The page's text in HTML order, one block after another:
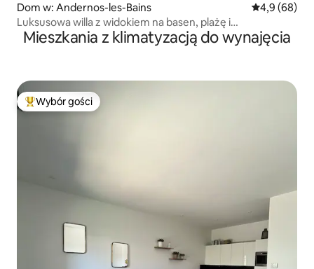
Dom w: Andernos-les-Bains Średnia
4,9 (68)
Luksusowa willa z widokiem na basen, plażę i
podgrzewany basen
Mieszkania z klimatyzacją do wynajęcia
Najpopularniejsze z kategorii Wybór gości
Wybór gości